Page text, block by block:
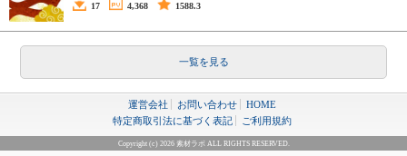
17 4,368 1588.3
一覧を見る
運営会社 お問い合わせ
HOME
特定商取引法に基づく表記
ご利用規約
Copyright (c) 2026 素材ラボ ALL RIGHTS RESERVED.